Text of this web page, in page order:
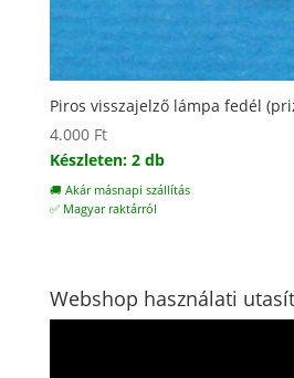
Piros visszajelző lámpa fedél
4.000 Ft
Készleten: 2 db
🚚 Akár másnapi szállítás
✅ Magyar raktárról
Webshop használati